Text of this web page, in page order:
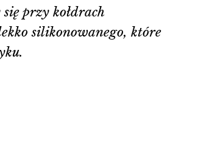
przy kołdrach
silikonowanego, które